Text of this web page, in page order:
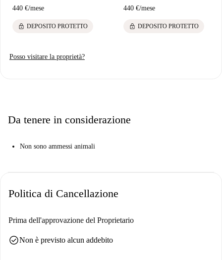
440 €/mese
lock DEPOSITO PROTETTO
440 €/mese
lock DEPOSITO PROTETTO
Posso visitare la proprietà?
Da tenere in considerazione
Non sono ammessi animali
Politica di Cancellazione
Prima dell'approvazione del Proprietario
check_circleNon è previsto alcun addebito